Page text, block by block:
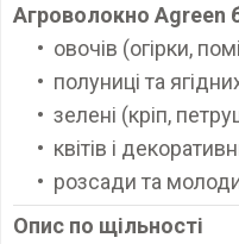
Агроволокно Agreen
овочів (огірки,
полуниці та
зелені (кріп,
квітів і
розсади та
Опис по щільності